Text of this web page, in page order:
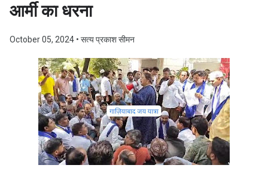
आर्मी का धरना
October 05, 2024 • सत्य प्रकाश सीमन